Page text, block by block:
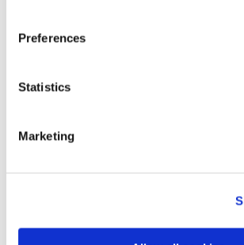
Preferences
Statistics
Marketing
(photopolymérisable) :
résistance aux produits chimiques et à
nombreuses formulations présentent
durcissement secondaire, tel que la